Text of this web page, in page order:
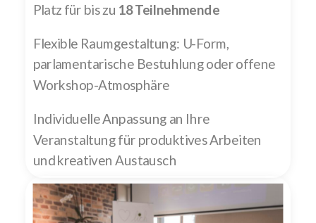
Platz für bis zu 18 Teilnehmende
Flexible Raumgestaltung: U-Form,
parlamentarische Bestuhlung oder offene
Workshop-Atmosphäre
Individuelle Anpassung an Ihre
Veranstaltung für produktives Arbeiten
und kreativen Austausch